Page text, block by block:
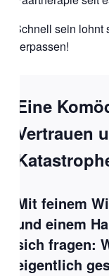
Schnell sein
verpassen!
Eine
Vertrauen
Mit feinem
und einem
sich fragen:
eigentlich